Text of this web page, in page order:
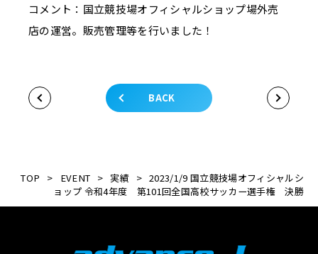
コメント：国立競技場オフィシャルショップ場外売
店の運営。販売管理等を行いました！
BACK
TOP > EVENT > 実績 > 2023/1/9 国立競技場オフィシャルシ
ョップ 令和4年度 第101回全国高校サッカー選手権 決勝